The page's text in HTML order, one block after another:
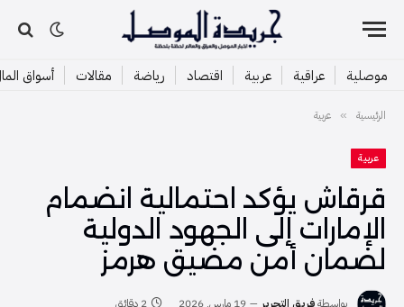
موصلية عراقية عربية اقتصاد رياضة مقالات أسواق
الرئيسية » عربية
عربية
قرقاش يؤكد احتمالية انضمام
الإمارات إلى الجهود الدولية
لضمان أمن مضيق هرمز
بواسطةفريق التحرير 19 مارس, 2026 2 دقائق